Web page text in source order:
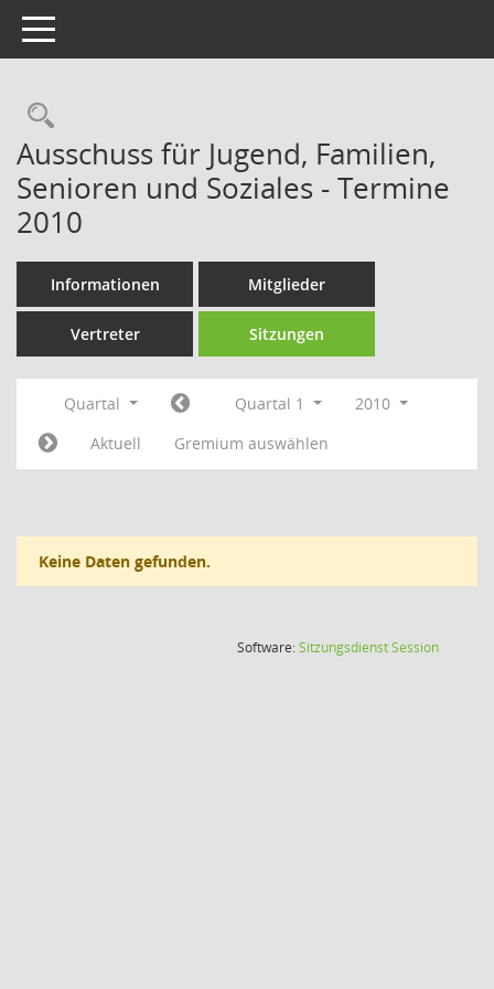
Toggle navigation
Rechercheauswahl
Ausschuss für Jugend, Familien,
Senioren und Soziales - Termine
2010
Informationen Mitglieder
Vertreter Sitzungen
Quartal Quartal 1
2010
Aktuell
Gremium auswählen
Keine Daten gefunden.
Software:SitzungsdienstSession(Wird in